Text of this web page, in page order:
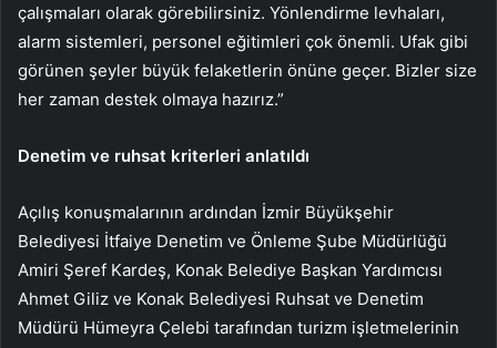
çalışmaları olarak görebilirsiniz. Yönlendirme levhaları,
alarm sistemleri, personel eğitimleri çok önemli. Ufak gibi
görünen şeyler büyük felaketlerin önüne geçer. Bizler size
her zaman destek olmaya hazırız.”
Denetim ve ruhsat kriterleri anlatıldı
Açılış konuşmalarının ardından İzmir Büyükşehir
Belediyesi İtfaiye Denetim ve Önleme Şube Müdürlüğü
Amiri Şeref Kardeş, Konak Belediye Başkan Yardımcısı
Ahmet Giliz ve Konak Belediyesi Ruhsat ve Denetim
Müdürü Hümeyra Çelebi tarafından turizm işletmelerinin